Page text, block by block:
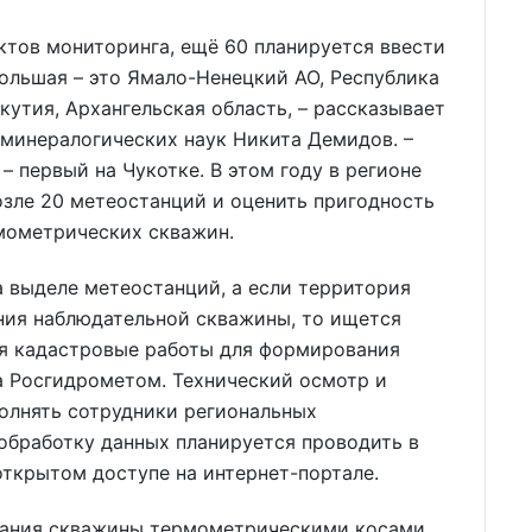
мониторинга, ещё 60 планируется ввести
– это Ямало-Ненецкий АО, Республика
Архангельская область, – рассказывает
наук Никита Демидов. –
первый на Чукотке. В этом году в регионе
20 метеостанций и оценить пригодность
скважин.
метеостанций, а если территория
наблюдательной скважины, то ищется
кадастровые работы для формирования
Росгидрометом. Технический осмотр и
сотрудники региональных
данных планируется проводить в
доступе на интернет-портале.